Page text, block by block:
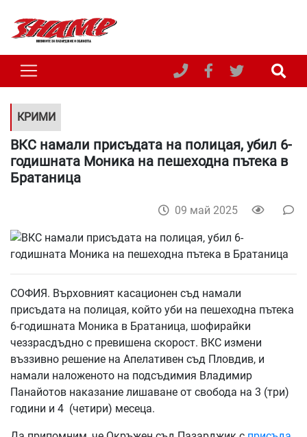
КРИМИ
ВКС намали присъдата на полицая, убил 6-
годишната Моника на пешеходна пътека в
Братаница
09 май 2025
СОФИЯ. Върховният касационен съд намали
присъдата на полицая, който уби на пешеходна пътека
6-годишната Моника в Братаница, шофирайки
чеззрасдъдно с превишена скорост. ВКС измени
въззивно решение на Апелативен съд Пловдив, и
намали наложеното на подсъдимия Владимир
Панайотов наказание лишаване от свобода на 3 (три)
години и 4 (четири) месеца.